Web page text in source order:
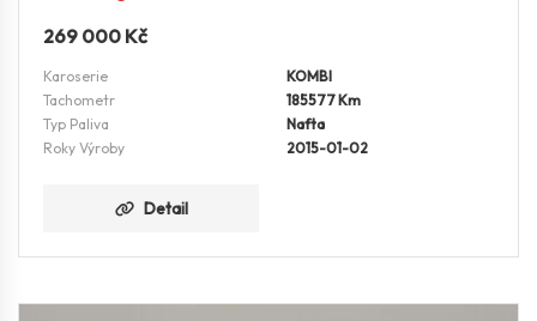
269 000 Kč
Karoserie
KOMBI
Tachometr
185577 Km
Typ Paliva
Nafta
Roky Výroby
2015-01-02
Detail